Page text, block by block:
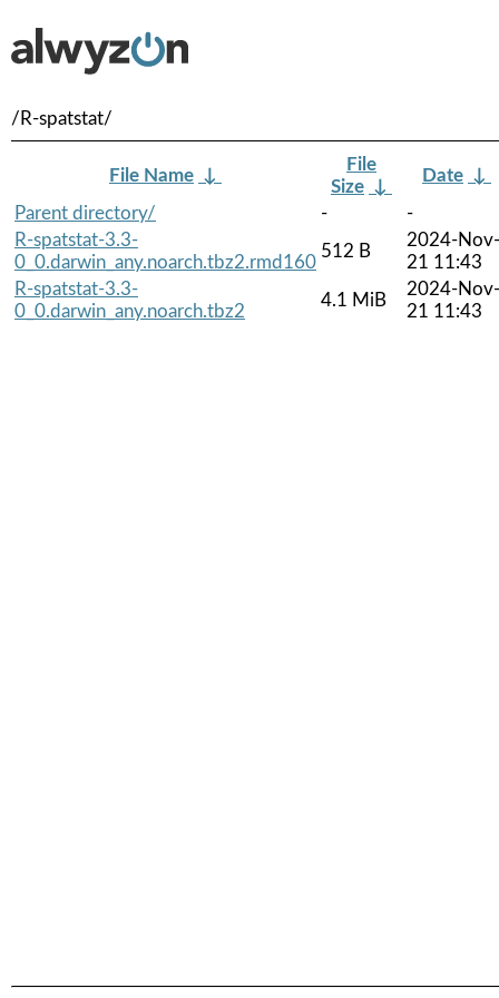
/R-spatstat/
File Name ↓
File
Size ↓
Date ↓
Parent directory/
-
-
R-spatstat-3.3-
0_0.darwin_any.noarch.tbz2.rmd160
512 B
2024-Nov-
21 11:43
R-spatstat-3.3-
0_0.darwin_any.noarch.tbz2
4.1 MiB
2024-Nov-
21 11:43